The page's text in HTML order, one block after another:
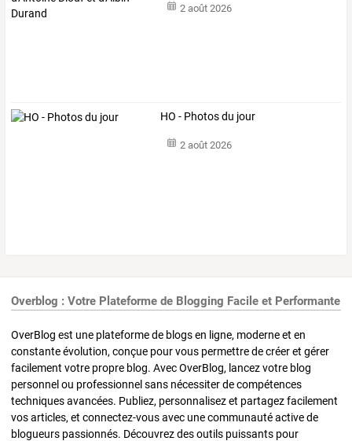
2 août 2026
HO - Photos du jour
2 août 2026
Overblog : Votre Plateforme de Blogging Facile et Performante
OverBlog est une plateforme de blogs en ligne, moderne et en
constante évolution, conçue pour vous permettre de créer et gérer
facilement votre propre blog. Avec OverBlog, lancez votre blog
personnel ou professionnel sans nécessiter de compétences
techniques avancées. Publiez, personnalisez et partagez facilement
vos articles, et connectez-vous avec une communauté active de
blogueurs passionnés. Découvrez des outils puissants pour